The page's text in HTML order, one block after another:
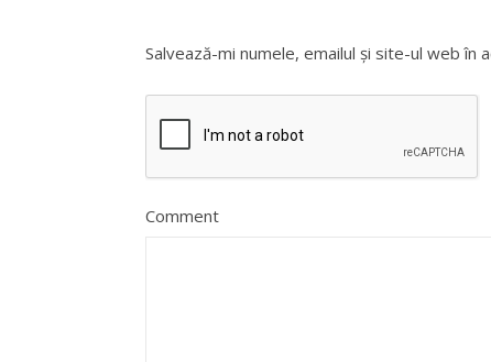
Salvează-mi numele, emailul și site-ul web
Comment